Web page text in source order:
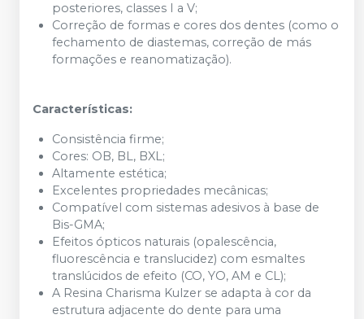
posteriores, classes I a V;
Correção de formas e cores dos dentes (como o
fechamento de diastemas, correção de más
formações e reanomatização).
Características:
Consistência firme;
Cores: OB, BL, BXL;
Altamente estética;
Excelentes propriedades mecânicas;
Compatível com sistemas adesivos à base de
Bis-GMA;
Efeitos ópticos naturais (opalescência,
fluorescência e translucidez) com esmaltes
translúcidos de efeito (CO, YO, AM e CL);
A Resina Charisma Kulzer se adapta à cor da
estrutura adjacente do dente para uma